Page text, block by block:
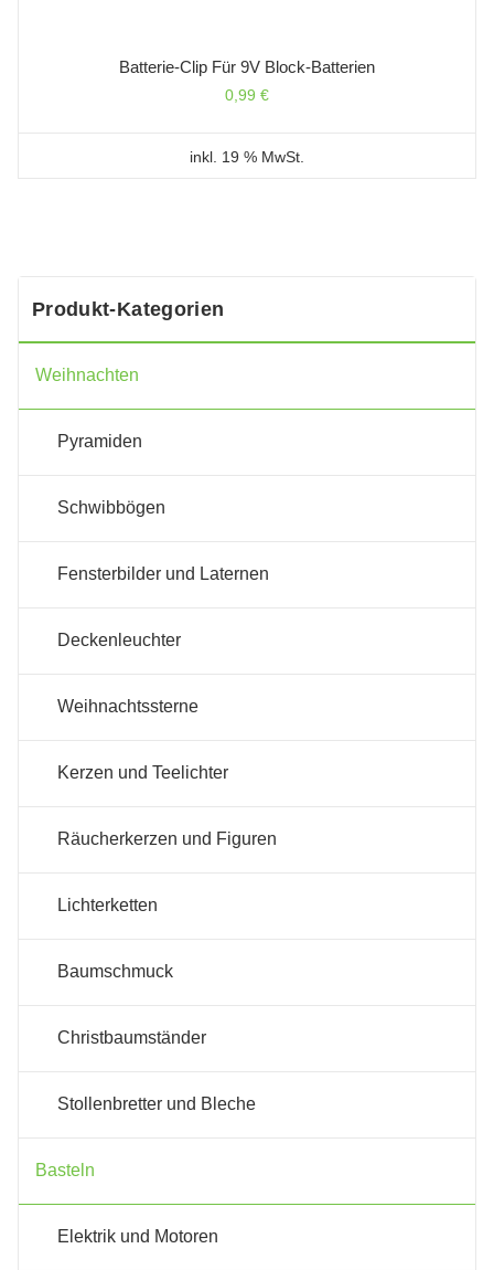
Batterie-Clip Für 9V Block-Batterien
0,99 €
inkl. 19 % MwSt.
Produkt-Kategorien
Weihnachten
Pyramiden
Schwibbögen
Fensterbilder und Laternen
Deckenleuchter
Weihnachtssterne
Kerzen und Teelichter
Räucherkerzen und Figuren
Lichterketten
Baumschmuck
Christbaumständer
Stollenbretter und Bleche
Basteln
Elektrik und Motoren